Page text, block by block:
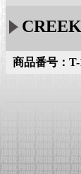
商品番号：T-